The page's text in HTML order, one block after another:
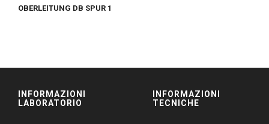
OBERLEITUNG DB SPUR 1
INFORMAZIONI
LABORATORIO
INFORMAZIONI
TECNICHE